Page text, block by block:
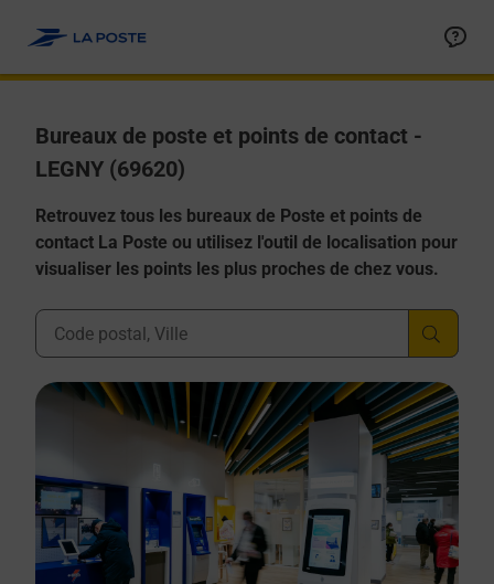
Bureaux de poste et points de contact -
LEGNY (69620)
Retrouvez tous les bureaux de Poste et points de
contact La Poste ou utilisez l'outil de localisation pour
visualiser les points les plus proches de chez vous.
Ville, Département, Code Postal